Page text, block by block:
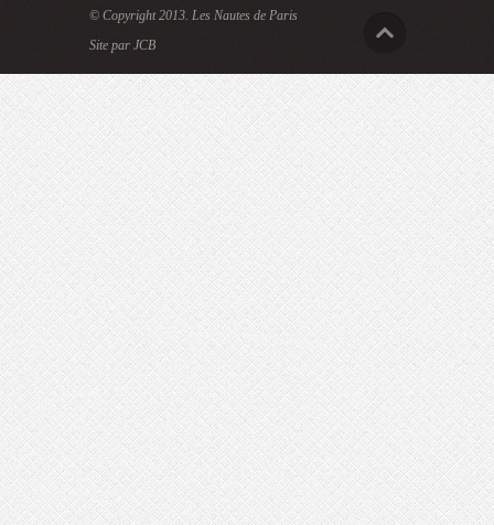
© Copyright 2013. Les Nautes de Paris
Site par JCB